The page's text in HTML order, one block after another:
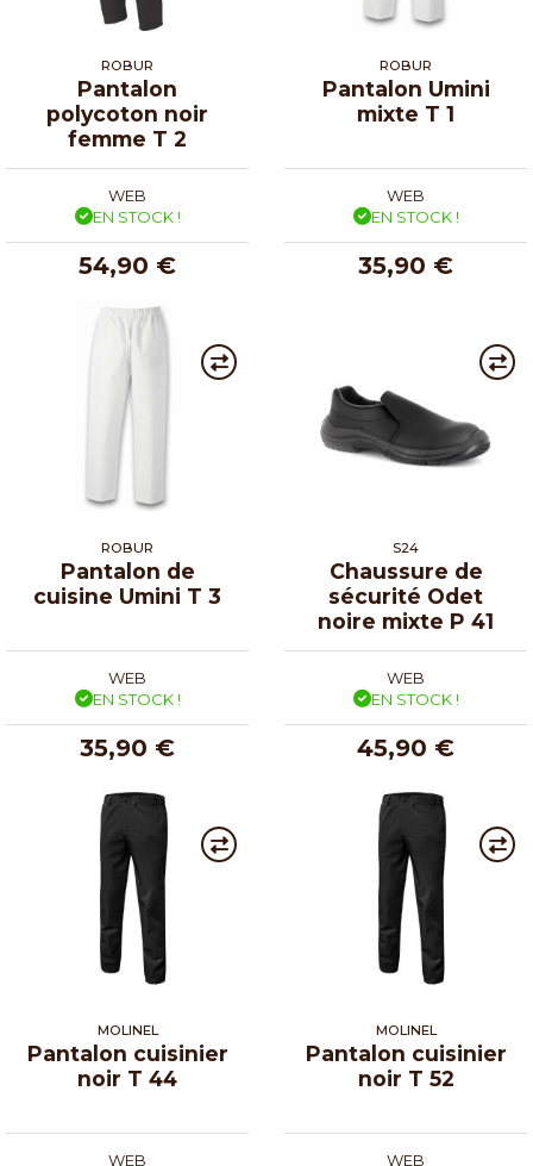
ROBUR
Pantalon
polycoton noir
femme T 2
WEB
EN STOCK !
54,90 €
ROBUR
Pantalon Umini
mixte T 1
WEB
EN STOCK !
35,90 €
ROBUR
Pantalon de
cuisine Umini T 3
WEB
EN STOCK !
35,90 €
S24
Chaussure de
sécurité Odet
noire mixte P 41
WEB
EN STOCK !
45,90 €
MOLINEL
Pantalon cuisinier
noir T 44
WEB
MOLINEL
Pantalon cuisinier
noir T 52
WEB